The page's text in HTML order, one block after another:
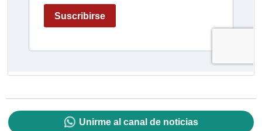
Unirme al canal de noticias